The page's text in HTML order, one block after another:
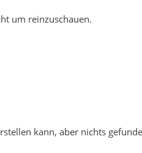
um reinzuschauen.
kann, aber nichts